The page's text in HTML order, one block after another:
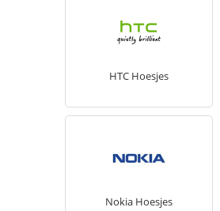
HTC Hoesjes
Nokia Hoesjes